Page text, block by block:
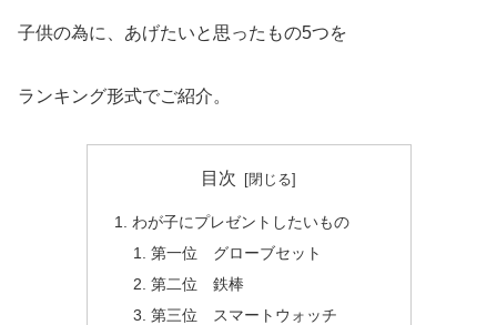
子供の為に、あげたいと思ったもの5つを
ランキング形式でご紹介。
目次
わが子にプレゼントしたいもの
第一位 グローブセット
第二位 鉄棒
第三位 スマートウォッチ